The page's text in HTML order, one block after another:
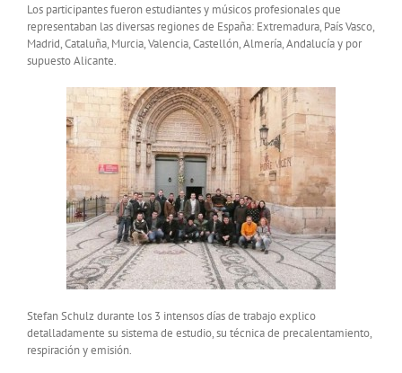
Los participantes fueron estudiantes y músicos profesionales que
representaban las diversas regiones de España: Extremadura, País Vasco,
Madrid, Cataluña, Murcia, Valencia, Castellón, Almería, Andalucía y por
supuesto Alicante.
Stefan Schulz durante los 3 intensos días de trabajo explico
detalladamente su sistema de estudio, su técnica de precalentamiento,
respiración y emisión.